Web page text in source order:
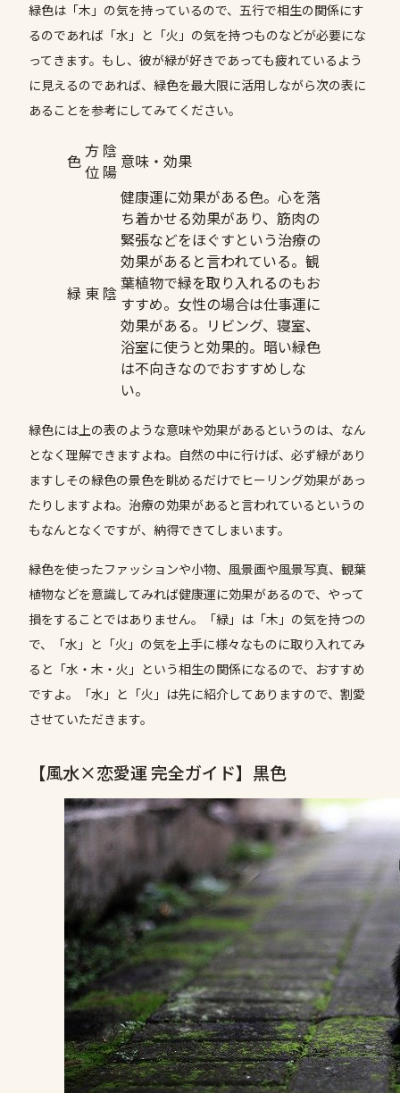
緑色は「木」の気を持っているので、五行で相生の関係にす
るのであれば「水」と「火」の気を持つものなどが必要にな
ってきます。もし、彼が緑が好きであっても疲れているよう
に見えるのであれば、緑色を最大限に活用しながら次の表に
あることを参考にしてみてください。
色 方
位
陰
陽 意味・効果
緑 東 陰
健康運に効果がある色。心を落
ち着かせる効果があり、筋肉の
緊張などをほぐすという治療の
効果があると言われている。観
葉植物で緑を取り入れるのもお
すすめ。女性の場合は仕事運に
効果がある。リビング、寝室、
浴室に使うと効果的。暗い緑色
は不向きなのでおすすめしな
い。
緑色には上の表のような意味や効果があるというのは、なん
となく理解できますよね。自然の中に行けば、必ず緑があり
ますしその緑色の景色を眺めるだけでヒーリング効果があっ
たりしますよね。治療の効果があると言われているというの
もなんとなくですが、納得できてしまいます。
緑色を使ったファッションや小物、風景画や風景写真、観葉
植物などを意識してみれば健康運に効果があるので、やって
損をすることではありません。「緑」は「木」の気を持つの
で、「水」と「火」の気を上手に様々なものに取り入れてみ
ると「水・木・火」という相生の関係になるので、おすすめ
ですよ。「水」と「火」は先に紹介してありますので、割愛
させていただきます。
【風水×恋愛運 完全ガイド】黒色